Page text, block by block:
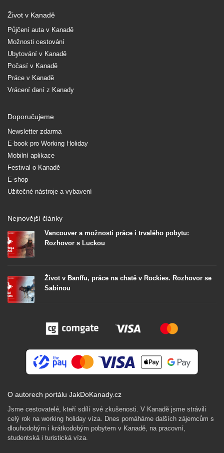
Život v Kanadě
Půjčení auta v Kanadě
Možnosti cestování
Ubytování v Kanadě
Počasí v Kanadě
Práce v Kanadě
Vrácení daní z Kanady
Doporučujeme
Newsletter zdarma
E-book pro Working Holiday
Mobilní aplikace
Festival o Kanadě
E-shop
Užitečné nástroje a vybavení
Nejnovější články
Vancouver a možnosti práce i trvalého pobytu:
Rozhovor s Luckou
Život v Banffu, práce na chatě v Rockies. Rozhovor se
Sabinou
O autorech portálu JakDoKanady.cz
Jsme cestovatelé, kteří sdílí své zkušenosti. V Kanadě jsme strávili
celý rok na working holiday víza. Dnes pomáháme dalších zájemcům s
dlouhodobým i krátkodobým pobytem v Kanadě, na pracovní,
studentská i turistická víza.